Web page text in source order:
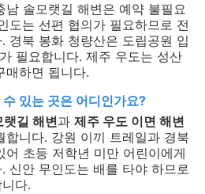
남 솔모랫길 해변은 예약 불필요
도는 선편 협의가 필요하므로 전
경북 봉화 청량산은 도립공원 입
필요합니다. 제주 우도는 성산
매하면 됩니다.
있는 곳은 어디인가요?
길 해변과 제주 우도 이면 해변
합니다. 강원 이끼 트레일과 경북
어 초등 저학년 미만 어린이에게
신안 무인도는 배를 타야 하므로
다.